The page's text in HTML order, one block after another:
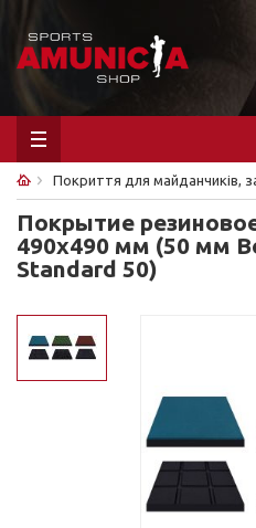
Покриття для майданчиків,
Покрытие
490х490 мм (50 мм
Standard 50)